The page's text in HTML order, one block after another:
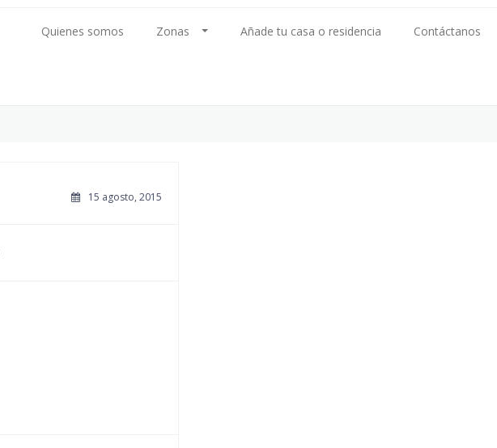
Quienes somos Zonas Añade tu casa o residencia Contáctanos
15 agosto, 2015